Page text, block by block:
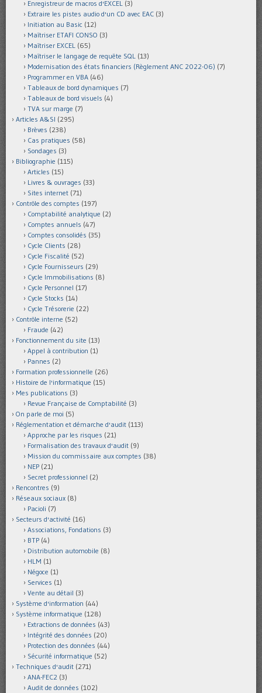
Enregistreur de macros d'EXCEL (3)
Extraire les pistes audio d'un CD avec EAC (3)
Initiation au Basic (12)
Maîtriser ETAFI CONSO (3)
Maîtriser EXCEL (65)
Maîtriser le langage de requête SQL (13)
Modernisation des états financiers (Règlement ANC 2022-06) (7)
Programmer en VBA (46)
Tableaux de bord dynamiques (7)
Tableaux de bord visuels (4)
TVA sur marge (7)
Articles A&SI (295)
Brèves (238)
Cas pratiques (58)
Sondages (3)
Bibliographie (115)
Articles (15)
Livres & ouvrages (33)
Sites internet (71)
Contrôle des comptes (197)
Comptabilité analytique (2)
Comptes annuels (47)
Comptes consolidés (35)
Cycle Clients (28)
Cycle Fiscalité (52)
Cycle Fournisseurs (29)
Cycle Immobilisations (8)
Cycle Personnel (17)
Cycle Stocks (14)
Cycle Trésorerie (22)
Contrôle interne (52)
Fraude (42)
Fonctionnement du site (13)
Appel à contribution (1)
Pannes (2)
Formation professionnelle (26)
Histoire de l'informatique (15)
Mes publications (3)
Revue Française de Comptabilité (3)
On parle de moi (5)
Réglementation et démarche d'audit (113)
Approche par les risques (21)
Formalisation des travaux d'audit (9)
Mission du commissaire aux comptes (38)
NEP (21)
Secret professionnel (2)
Rencontres (9)
Réseaux sociaux (8)
Pacioli (7)
Secteurs d'activité (16)
Associations, Fondations (3)
BTP (4)
Distribution automobile (8)
HLM (1)
Négoce (1)
Services (1)
Vente au détail (3)
Système d'information (44)
Système informatique (128)
Extractions de données (43)
Intégrité des données (20)
Protection des données (44)
Sécurité informatique (52)
Techniques d'audit (271)
ANA-FEC2 (3)
Audit de données (102)